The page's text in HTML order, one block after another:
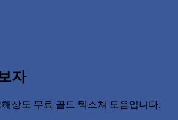
자
상도 무료 골드 텍스쳐 모음입니다.